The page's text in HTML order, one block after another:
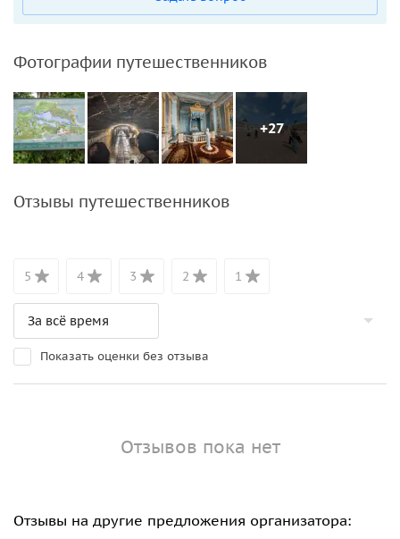
Фотографии путешественников
+27
Отзывы путешественников
5 4 3 2 1
Показать оценки без отзыва
Отзывов пока нет
Отзывы на другие предложения организатора: